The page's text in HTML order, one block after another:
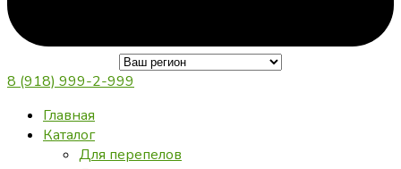
8 (918) 999-2-999
Главная
Каталог
Для перепелов